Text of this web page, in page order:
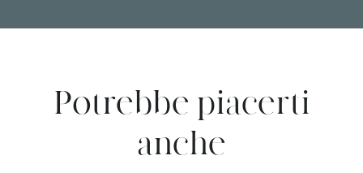
Potrebbe piacerti
anche